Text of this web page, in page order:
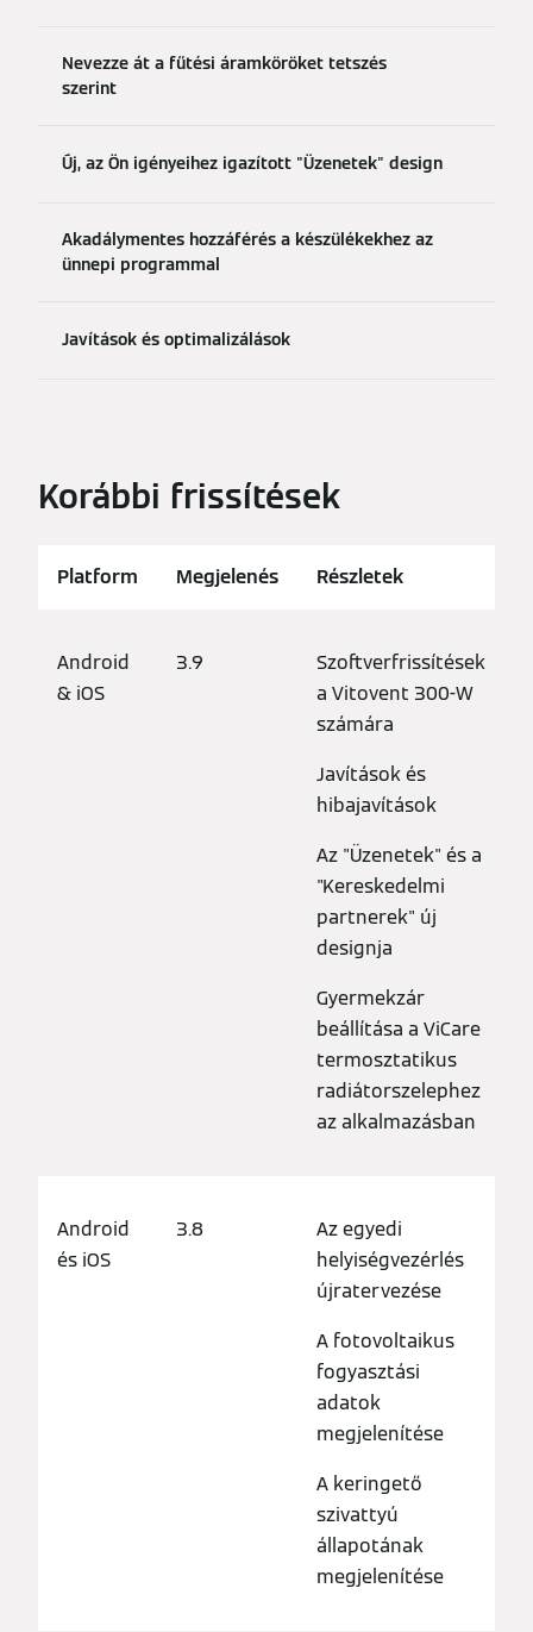
Nevezze át a fűtési áramköröket tetszés
szerint
Új, az Ön igényeihez igazított "Üzenetek" design
Akadálymentes hozzáférés a készülékekhez az
ünnepi programmal
Javítások és optimalizálások
Korábbi frissítések
Platform Megjelenés Részletek
Android
& iOS
3.9
Szoftverfrissítések
a Vitovent 300-W
számára
Javítások és
hibajavítások
Az "Üzenetek" és a
"Kereskedelmi
partnerek" új
designja
Gyermekzár
beállítása a ViCare
termosztatikus
radiátorszelephez
az alkalmazásban
Android
és iOS
3.8
Az egyedi
helyiségvezérlés
újratervezése
A fotovoltaikus
fogyasztási
adatok
megjelenítése
A keringető
szivattyú
állapotának
megjelenítése